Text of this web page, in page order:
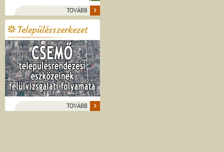
TOVÁBB
Településszerkezet
TOVÁBB